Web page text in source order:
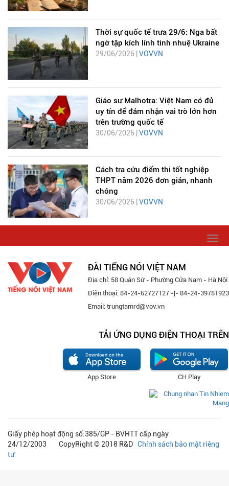
Thời sự quốc tế trưa 29/6: Nga bất
ngờ tập kích lính tinh nhuệ Ukraine
29/06/2026 | VOVVN
Giáo sư Malhotra: Việt Nam có đủ
uy tín để đảm nhận vai trò lớn hơn
trên trường quốc tế
30/06/2026 |VOVVN
Cách tra cứu điểm thi tốt nghiệp
THPT năm 2026 đơn giản, nhanh
chóng
30/06/2026 | VOVVN
ĐÀI TIẾNG NÓI VIỆT NAM
Địa chỉ: 58 Quán Sứ - Phường Cửa Nam - Hà Nội
Điện thoại: 84-24-62727127 -|- 84-24-39781923
Email: trungtamrd@vov.vn
TẢI ỨNG DỤNG ĐIỆN THOẠI TRÊN
CH Play
App Store
Giấy phép hoạt động số:385/GP - BVHTT cấp ngày
24/12/2003 CopyRight © 2018 R&D Chính sách bảo mật riêng
tư